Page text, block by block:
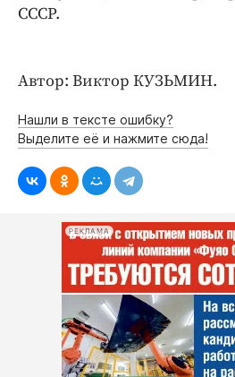
СССР.
Автор: Виктор КУЗЬМИН.
Нашли в тексте ошибку?
Выделите её и нажмите сюда!
РЕКЛАМА